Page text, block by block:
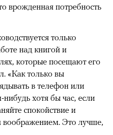
врожденная потребность
только
над книгой и
которые посещают его
«Как только вы
в телефон или
нибудь хотя бы час, если
спокойствие и
воображением. Это лучше,